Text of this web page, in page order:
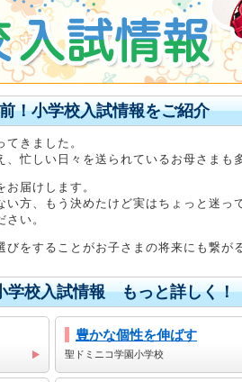
小学校入試情報をご紹介
きました。
、忙しい日々を送られているお母さまも
届けします。
い方、もう決めたけど実はちょっと迷
い。
びをすることがお子さまの将来にも繋が
校入試情報 もっと詳しく！
豊かな個性を伸ばす
聖ドミニコ学園小学校